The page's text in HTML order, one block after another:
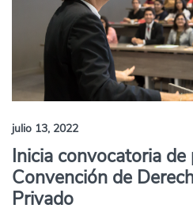
julio 13, 2022
Inicia convocatoria
Convención de
Privado